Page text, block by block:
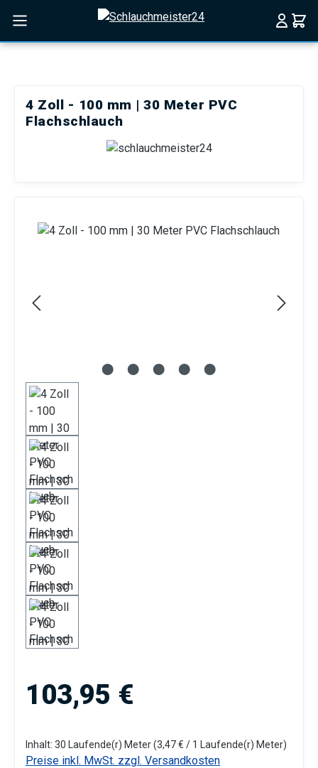
Zum Hauptinhalt springen
4 Zoll - 100 mm | 30 Meter PVC
Flachschlauch
Bildergalerie überspringen
Regulärer Preis:
103,95 €
Inhalt: 30 Laufende(r) Meter(3,47 € / 1 Laufende(r) Meter)
Preise inkl. MwSt. zzgl. Versandkosten